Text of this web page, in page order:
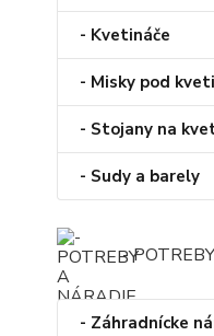
- Kvetináče
- Misky pod
- Stojany na
- Sudy a barely
-
- Záhradnícke